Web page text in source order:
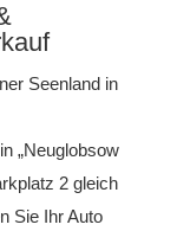
Seenland in
„Neuglobsow
2 gleich
Sie Ihr Auto